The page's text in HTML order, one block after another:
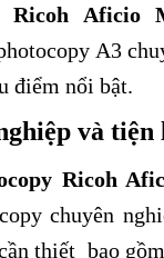
Ricoh Aficio
A3
điểm nổi bật.
và tiện
Ricoh
chuyên
thiết bao